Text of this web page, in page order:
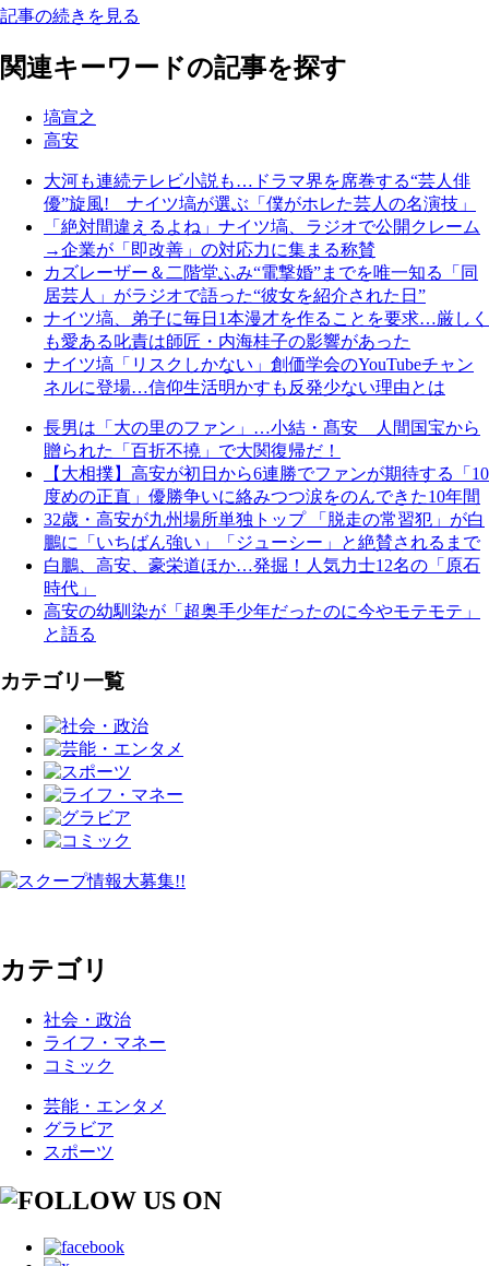
記事の続きを見る
関連キーワードの記事を探す
塙宣之
高安
大河も連続テレビ小説も…ドラマ界を席巻する“芸人俳
優”旋風! ナイツ塙が選ぶ「僕がホレた芸人の名演技」
「絶対間違えるよね」ナイツ塙、ラジオで公開クレーム
→企業が「即改善」の対応力に集まる称賛
カズレーザー＆二階堂ふみ“電撃婚”までを唯一知る「同
居芸人」がラジオで語った“彼女を紹介された日”
ナイツ塙、弟子に毎日1本漫才を作ることを要求…厳しく
も愛ある叱責は師匠・内海桂子の影響があった
ナイツ塙「リスクしかない」創価学会のYouTubeチャン
ネルに登場…信仰生活明かすも反発少ない理由とは
長男は「大の里のファン」…小結・髙安 人間国宝から
贈られた「百折不撓」で大関復帰だ！
【大相撲】高安が初日から6連勝でファンが期待する「10
度めの正直」優勝争いに絡みつつ涙をのんできた10年間
32歳・高安が九州場所単独トップ 「脱走の常習犯」が白
鵬に「いちばん強い」「ジューシー」と絶賛されるまで
白鵬、高安、豪栄道ほか…発掘！人気力士12名の「原石
時代」
高安の幼馴染が「超奥手少年だったのに今やモテモテ」
と語る
カテゴリ一覧
カテゴリ
社会・政治
ライフ・マネー
コミック
芸能・エンタメ
グラビア
スポーツ